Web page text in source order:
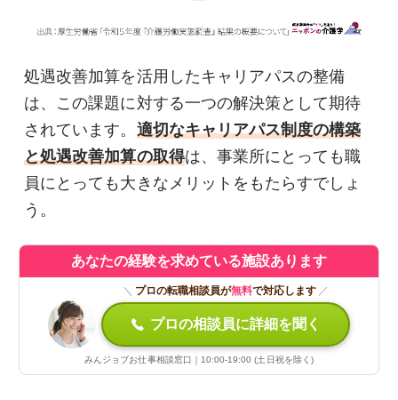
処遇改善加算を活用したキャリアパスの整備
は、この課題に対する一つの解決策として期待
されています。 適切なキャリアパス制度の構築
と処遇改善加算の取得は、事業所にとっても職
員にとっても大きなメリットをもたらすでしょ
う。
あなたの経験を求めている施設あります
＼ プロの転職相談員が無料で対応します ／
プロの相談員に詳細を聞く
みんジョブお仕事相談窓口｜10:00-19:00 (土日祝を除く)